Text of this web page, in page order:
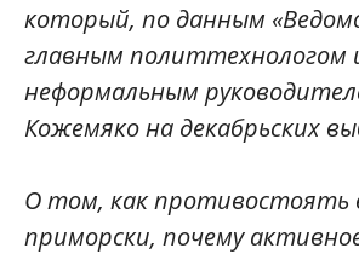
который, по данным
главным политтехнологом
неформальным
Кожемяко на декабрьских
О том, как противостоять
приморски, почему